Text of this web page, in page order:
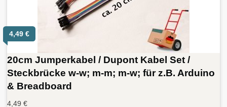
4,49 €
20cm Jumperkabel / Dupont Kabel Set /
Steckbrücke w-w; m-m; m-w; für z.B. Arduino
& Breadboard
4,49 €